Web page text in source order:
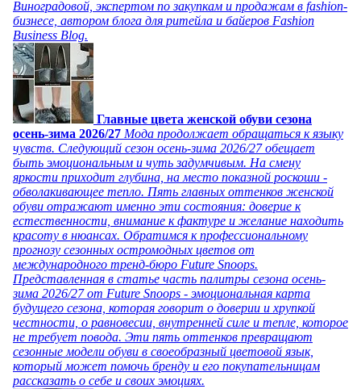
Виноградовой, экспертом по закупкам и продажам в fashion-
бизнесе, автором блога для ритейла и байеров Fashion
Business Blog.
Главные цвета женской обуви сезона
осень-зима 2026/27 Мода продолжает обращаться к языку
чувств. Следующий сезон осень-зима 2026/27 обещает
быть эмоциональным и чуть задумчивым. На смену
яркости приходит глубина, на место показной роскоши -
обволакивающее тепло. Пять главных оттенков женской
обуви отражают именно эти состояния: доверие к
естественности, внимание к фактуре и желание находить
красоту в нюансах. Обратимся к профессиональному
прогнозу сезонных остромодных цветов от
международного тренд-бюро Future Snoops.
Представленная в статье часть палитры сезона осень-
зима 2026/27 от Future Snoops - эмоциональная карта
будущего сезона, которая говорит о доверии и хрупкой
честности, о равновесии, внутренней силе и тепле, которое
не требует повода. Эти пять оттенков превращают
сезонные модели обуви в своеобразный цветовой язык,
который может помочь бренду и его покупательницам
рассказать о себе и своих эмоциях.